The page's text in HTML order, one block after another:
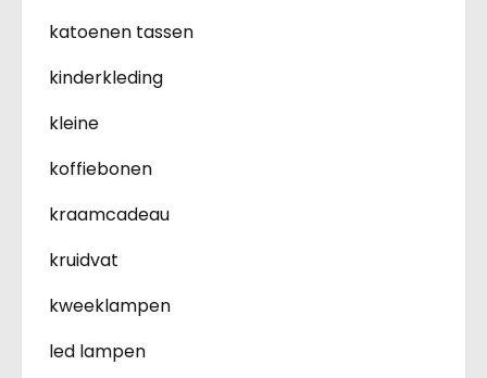
katoenen tassen
kinderkleding
kleine
koffiebonen
kraamcadeau
kruidvat
kweeklampen
led lampen